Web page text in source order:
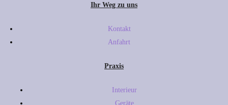
Ihr Weg zu uns
Kontakt
Anfahrt
Praxis
Interieur
Geräte